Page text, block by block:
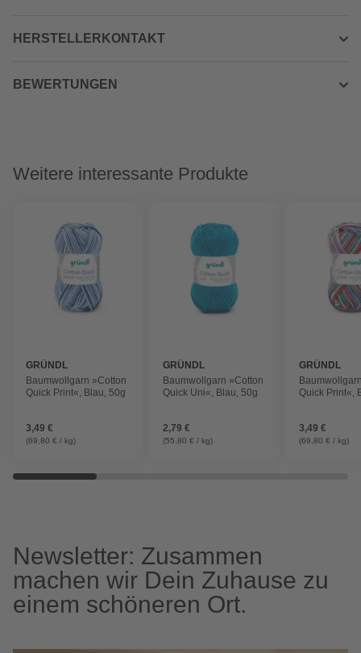
HERSTELLERKONTAKT
BEWERTUNGEN
Weitere interessante Produkte
GRÜNDL
Baumwollgarn »Cotton
Quick Print«, Blau, 50g
3,49 €
(69,80 € / kg)
GRÜNDL
Baumwollgarn »Cotton
Quick Uni«, Blau, 50g
2,79 €
(55,80 € / kg)
GRÜNDL
Quick Print«,
3,49 €
(69,80 € / kg)
Newsletter: Zusammen
machen wir Dein Zuhause zu
einem schöneren Ort.